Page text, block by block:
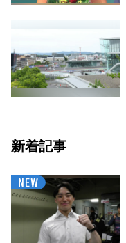
新着記事